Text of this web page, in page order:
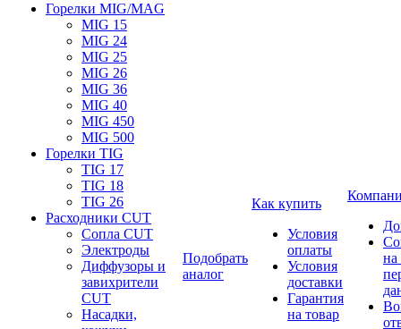
Горелки MIG/MAG
MIG 15
MIG 24
MIG 25
MIG 26
MIG 36
MIG 40
MIG 450
MIG 500
Горелки TIG
TIG 17
TIG 18
TIG 26
Расходники CUT
Сопла CUT
Электроды
Диффузоры и
завихрители
CUT
Насадки,
Подобрать
аналог
Как купить
Условия
оплаты
Условия
доставки
Гарантия
на товар
на